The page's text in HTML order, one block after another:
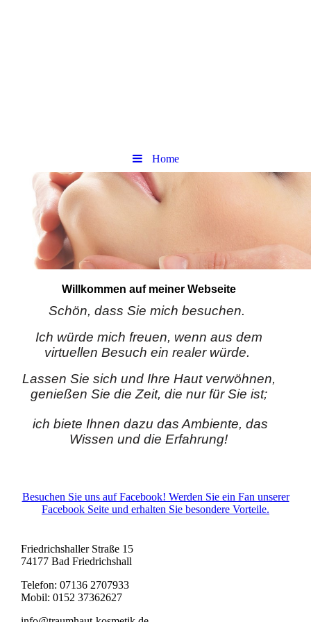
Home
Willkommen auf meiner Webseite
Schön, dass Sie mich besuchen.
Ich würde mich freuen, wenn aus dem
virtuellen Besuch ein realer würde.
Lassen Sie sich und Ihre Haut verwöhnen,
genießen Sie die Zeit, die nur für Sie ist;
ich biete Ihnen dazu das Ambiente, das
Wissen und die Erfahrung!
Besuchen Sie uns auf Facebook! Werden Sie ein Fan unserer
Facebook Seite und erhalten Sie besondere Vorteile.
Friedrichshaller Straße 15
74177 Bad Friedrichshall
Telefon: 07136 2707933
Mobil: 0152 37362627